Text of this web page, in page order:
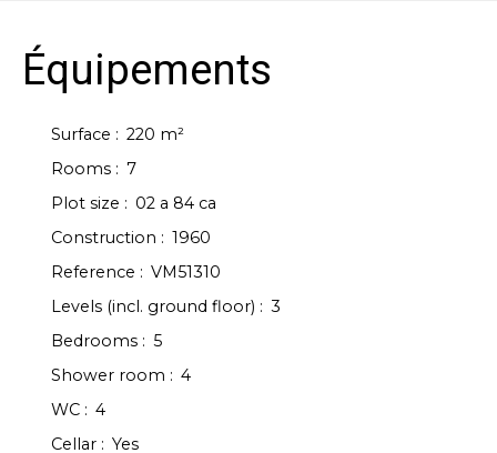
Équipements
Surface : 220 m²
Rooms : 7
Plot size : 02 a 84 ca
Construction : 1960
Reference : VM51310
Levels (incl. ground floor) : 3
Bedrooms : 5
Shower room : 4
WC : 4
Cellar : Yes